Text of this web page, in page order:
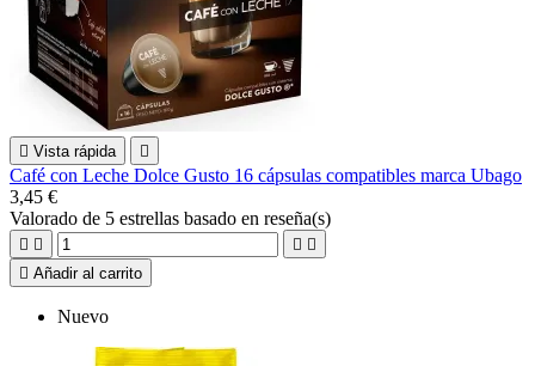
 Vista rápida 
Café con Leche Dolce Gusto 16 cápsulas compatibles marca Ubago
3,45 €
Valorado de 5 estrellas basado en reseña(s)
   
 Añadir al carrito
Nuevo